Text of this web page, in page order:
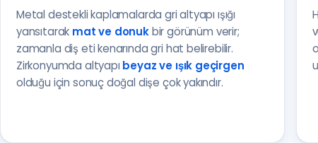
Metal destekli kaplamalarda gri altyapı ışığı
yansıtarak mat ve donukbir görünüm verir;
zamanla diş eti kenarında gri hat belirebilir.
Zirkonyumda altyapı beyaz ve ışık geçirgen
olduğu için sonuç doğal dişe çok yakındır.